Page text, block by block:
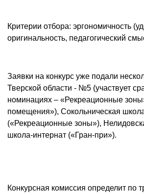
Критерии отбора: эргономичность
оригинальность, педагогический
Заявки на конкурс уже подали
Тверской области - №5 (участвует
номинациях – «Рекреационные
помещения»), Сокольническая
(«Рекреационные зоны»),
школа-интернат («Гран-при»).
Конкурсная комиссия определит по